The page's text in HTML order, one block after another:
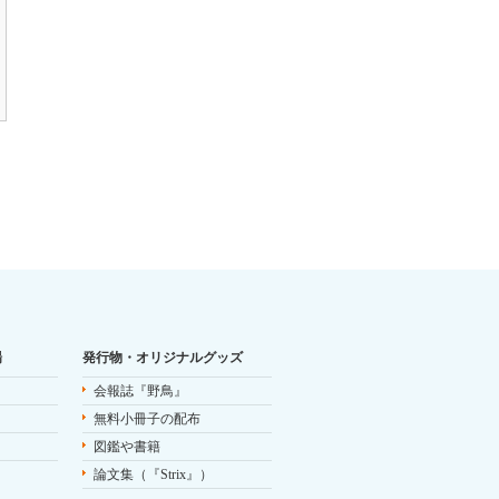
発行物・オリジナルグッズ
会報誌『野鳥』
無料小冊子の配布
図鑑や書籍
論文集（『Strix』）